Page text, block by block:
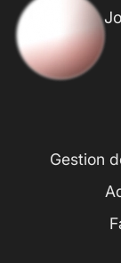
Gestion